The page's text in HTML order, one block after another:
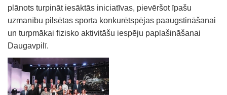
plānots turpināt iesāktās iniciatīvas, pievēršot īpašu
uzmanību pilsētas sporta konkurētspējas paaugstināšanai
un turpmākai fizisko aktivitāšu iespēju paplašināšanai
Daugavpilī.